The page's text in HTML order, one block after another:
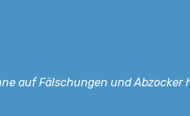
auf Fälschungen und